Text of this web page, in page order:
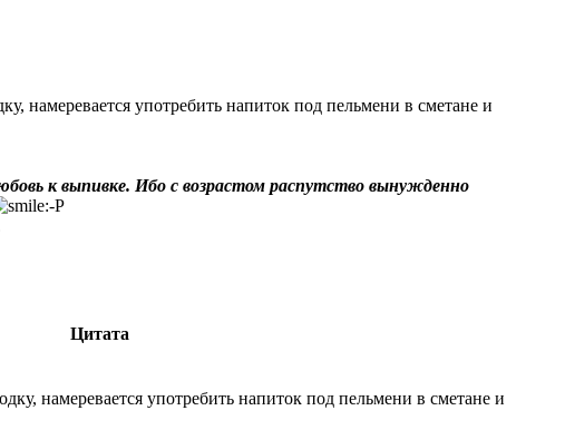
намеревается употребить напиток под пельмени в сметане и
к выпивке. Ибо с возрастом распутство вынужденно
Цитата
намеревается употребить напиток под пельмени в сметане и